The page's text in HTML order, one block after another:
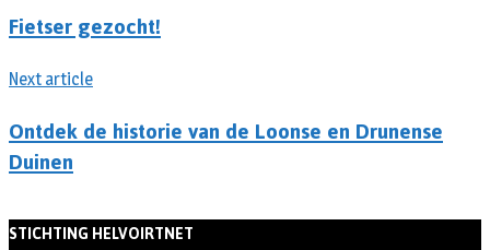
Fietser gezocht!
Next article
Ontdek de historie van de Loonse en Drunense
Duinen
STICHTING HELVOIRTNET